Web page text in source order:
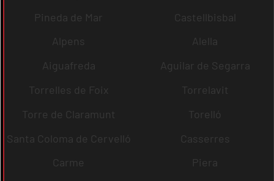
Pineda de Mar
Castellbisbal
Alpens
Alella
Aiguafreda
Aguilar de Segarra
Torrelles de Foix
Torrelavit
Torre de Claramunt
Torelló
Santa Coloma de Cervelló
Casserres
Carme
Piera